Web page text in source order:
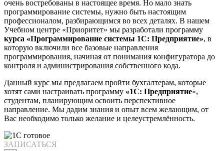
очень востребованы в настоящее время. Но мало знать
программирование системы, нужно быть настоящим
профессионалом, разбирающимся во всех деталях. В нашем
Учебном центре «Приоритет» мы разработали программу
курса «Программирование системы 1С: Предприятие», в
которую включили все базовые направления
программирования, начиная от понимания конфигуратора до
контроля и администрирования собственного кода.
Данный курс мы предлагаем пройти бухгалтерам, которые
хотят сами настраивать программу «1С: Предприятие«,
студентам, планирующим освоить перспективное
направление. Мы дадим знания и опыт всем желающим, от
Вас необходимо только желание и целеустремлённость.
ЗАПИСАТЬСЯ